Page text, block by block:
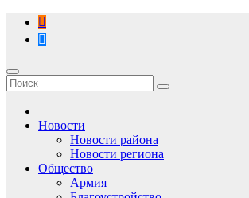
Перейти
содержимому
Новости
Новости района
Новости региона
Общество
Армия